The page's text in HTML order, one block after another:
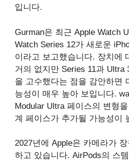
입니다.
Gurman은 최근 Apple Watch
Watch Series 12가 새로운
이라고 보고했습니다. 장치에
거의 없지만 Series 11과 Ultra
을 고수했다는 점을 감안하면
능성이 매우 높아 보입니다.
Modular Ultra 페이스의 변형
계 페이스가 추가될 가능성이
2027년에 Apple은 카메라가
하고 있습니다. AirPods의 스